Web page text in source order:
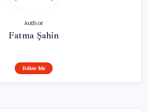
Author
Fatma Şahin
Follow Me